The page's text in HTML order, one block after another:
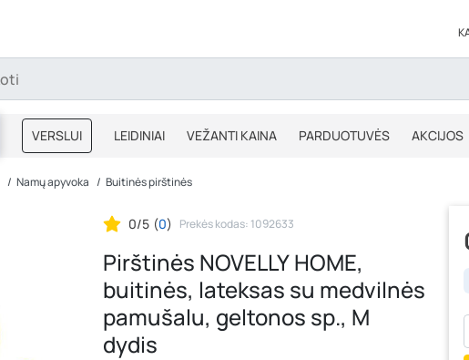
VERSLUI LEIDINIAI VEŽANTI KAINA PARDUOTUVĖS AKCIJOS
MOKIBLOGAS IŠPARDAVIMAS
Namų apyvoka Buitinės pirštinės
0/5 (0) Prekės kodas: 1092633
Pirštinės NOVELLY HOME,
buitinės, lateksas su medvilnės
pamušalu, geltonos sp., M
dydis